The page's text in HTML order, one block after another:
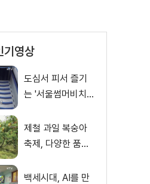
기영상
도심서 피서 즐기
는 '서울썸머비치'
제철 과일 복숭아
축제, 다양한 품종·
백세시대, AI를 만